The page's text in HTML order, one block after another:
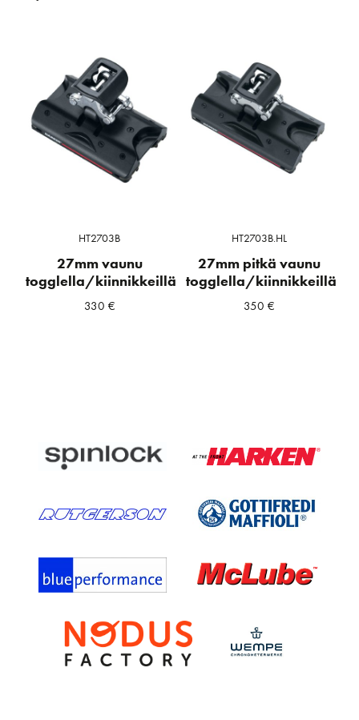
HT2703B
27mm vaunu
togglella/kiinnikkeillä
330 €
HT2703B.HL
27mm pitkä vaunu
togglella/kiinnikkeillä
350€